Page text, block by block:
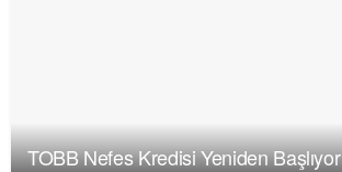
TOBB Nefes Kredisi Yeniden Başlıyor